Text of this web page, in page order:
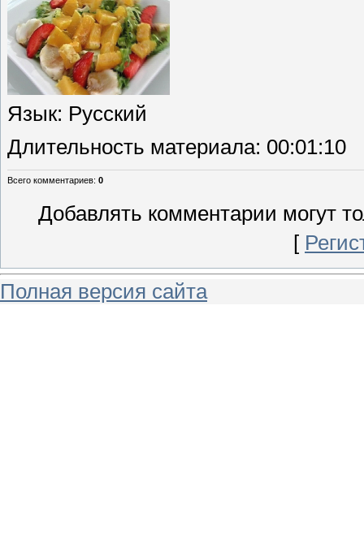
Язык: Русский
Длительность материала: 00:01:10
Всего комментариев: 0
Добавлять комментарии могут
[
Полная версия сайта